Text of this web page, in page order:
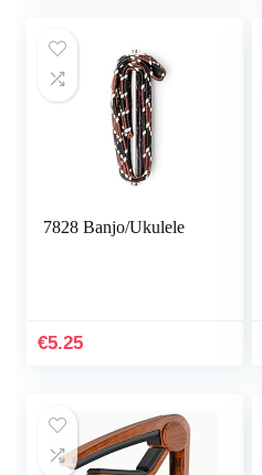
7828 Banjo/Ukulele
€5.25